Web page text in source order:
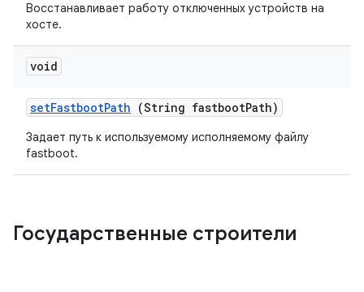
Восстанавливает работу отключенных устройств на
хосте.
void
setFastbootPath (String fastbootPath)
Задает путь к используемому исполняемому файлу
fastboot.
Государственные строители